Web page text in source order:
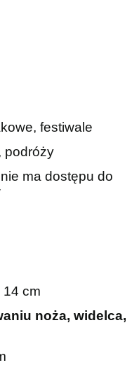
festiwale
podróży
ma dostępu do
14 cm
noża, widelca,